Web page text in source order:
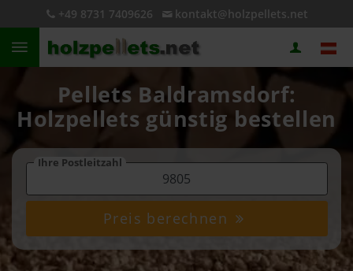
+49 8731 7409626 kontakt@holzpellets.net
Pellets Baldramsdorf:
Holzpellets günstig bestellen
Ihre Postleitzahl
Preis berechnen